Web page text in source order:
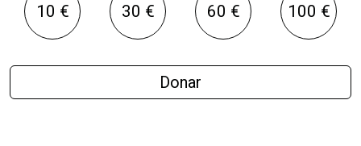
10 € 30 € 60 € 100 €
Donar